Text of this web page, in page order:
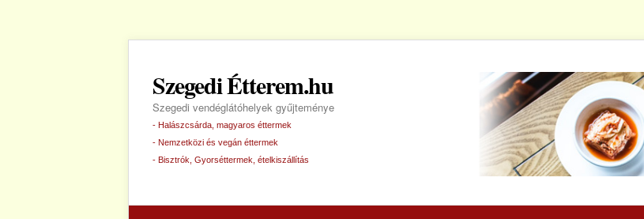
Szegedi Étterem.hu
Szegedi vendéglátóhelyek gyűjteménye
- Halászcsárda, magyaros éttermek
- Nemzetközi és vegán éttermek
- Bisztrók, Gyorséttermek, ételkiszállítás